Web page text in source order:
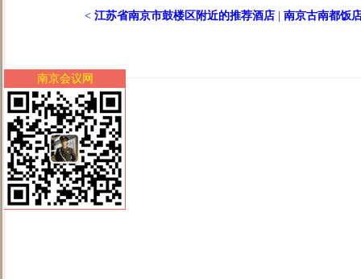
< 江苏省南京市鼓楼区附近的推荐酒店 南京古南都饭
南京会议网